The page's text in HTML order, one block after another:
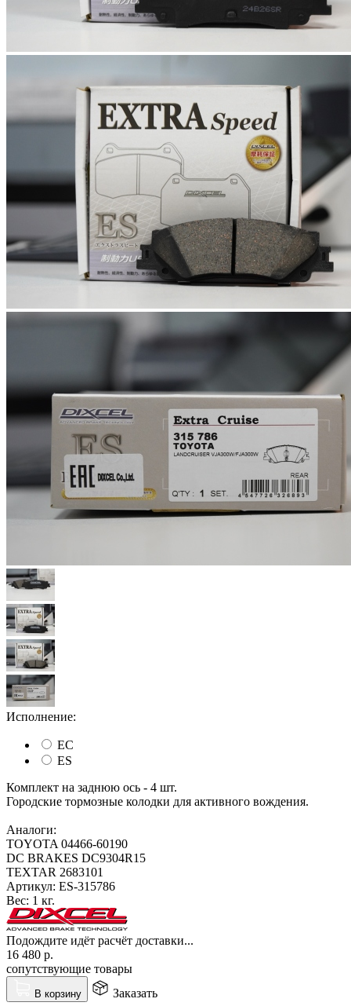
Исполнение:
EC
ES
Комплект на заднюю ось - 4 шт.
Городские тормозные колодки для активного вождения.
Аналоги:
TOYOTA 04466-60190
DC BRAKES DC9304R15
TEXTAR 2683101
Артикул: ES-315786
Вес: 1 кг.
Подождите идёт расчёт доставки...
16 480 р.
сопутствующие товары
В корзину Заказать